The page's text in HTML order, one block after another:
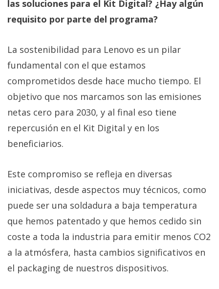
las soluciones para el Kit Digital? ¿Hay algún
requisito por parte del programa?
La sostenibilidad para Lenovo es un pilar
fundamental con el que estamos
comprometidos desde hace mucho tiempo. El
objetivo que nos marcamos son las emisiones
netas cero para 2030, y al final eso tiene
repercusión en el Kit Digital y en los
beneficiarios.
Este compromiso se refleja en diversas
iniciativas, desde aspectos muy técnicos, como
puede ser una soldadura a baja temperatura
que hemos patentado y que hemos cedido sin
coste a toda la industria para emitir menos CO2
a la atmósfera, hasta cambios significativos en
el packaging de nuestros dispositivos.